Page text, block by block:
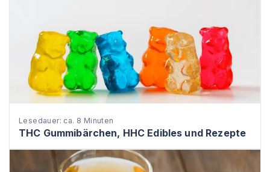
Lesedauer: ca. 8 Minuten
THC Gummibärchen, HHC Edibles und Rezepte